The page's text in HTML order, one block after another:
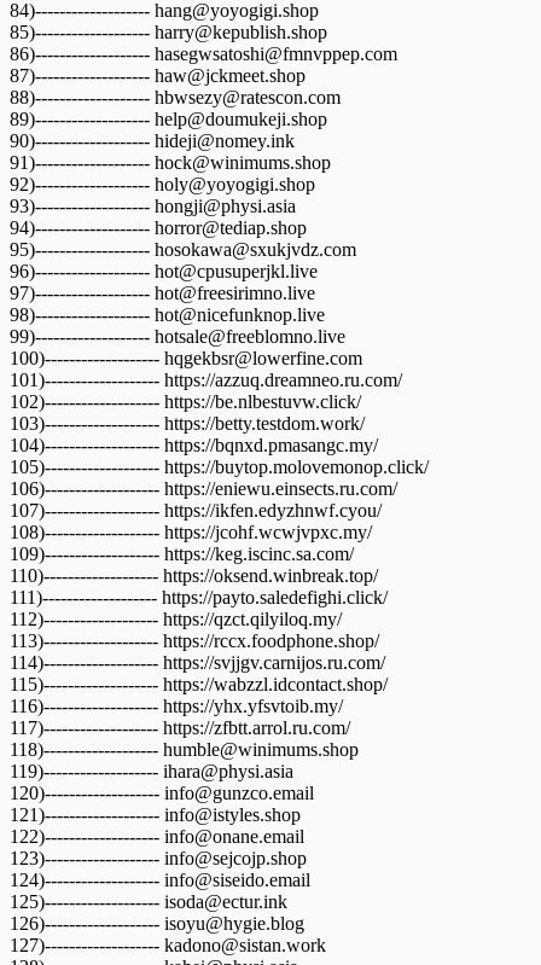
84)------------------- hang@yoyogigi.shop
85)------------------- harry@kepublish.shop
86)------------------- hasegwsatoshi@fmnvppep.com
87)------------------- haw@jckmeet.shop
88)------------------- hbwsezy@ratescon.com
89)------------------- help@doumukeji.shop
90)------------------- hideji@nomey.ink
91)------------------- hock@winimums.shop
92)------------------- holy@yoyogigi.shop
93)------------------- hongji@physi.asia
94)------------------- horror@tediap.shop
95)------------------- hosokawa@sxukjvdz.com
96)------------------- hot@cpusuperjkl.live
97)------------------- hot@freesirimno.live
98)------------------- hot@nicefunknop.live
99)------------------- hotsale@freeblomno.live
100)------------------- hqgekbsr@lowerfine.com
101)------------------- https://azzuq.dreamneo.ru.com/
102)------------------- https://be.nlbestuvw.click/
103)------------------- https://betty.testdom.work/
104)------------------- https://bqnxd.pmasangc.my/
105)------------------- https://buytop.molovemonop.click/
106)------------------- https://eniewu.einsects.ru.com/
107)------------------- https://ikfen.edyzhnwf.cyou/
108)------------------- https://jcohf.wcwjvpxc.my/
109)------------------- https://keg.iscinc.sa.com/
110)------------------- https://oksend.winbreak.top/
111)------------------- https://payto.saledefighi.click/
112)------------------- https://qzct.qilyiloq.my/
113)------------------- https://rccx.foodphone.shop/
114)------------------- https://svjjgv.carnijos.ru.com/
115)------------------- https://wabzzl.idcontact.shop/
116)------------------- https://yhx.yfsvtoib.my/
117)------------------- https://zfbtt.arrol.ru.com/
118)------------------- humble@winimums.shop
119)------------------- ihara@physi.asia
120)------------------- info@gunzco.email
121)------------------- info@istyles.shop
122)------------------- info@onane.email
123)------------------- info@sejcojp.shop
124)------------------- info@siseido.email
125)------------------- isoda@ectur.ink
126)------------------- isoyu@hygie.blog
127)------------------- kadono@sistan.work